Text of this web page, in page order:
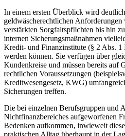
In einem ersten Überblick wird
geldwäscherechtlichen Anforderungen
verstärkten Sorgfaltspflichten bis hin
internen Sicherungsmaßnahmen
Kredit- und Finanzinstitute (§ 2 Abs.
werden können. Sie verfügen über
Kundenkreise und müssen bereits auf
rechtlichen Voraussetzungen
Kreditwesengesetz, KWG)
Sicherungen treffen.
Die bei einzelnen Berufsgruppen und
Nichtfinanzbereiches aufgeworfenen
Bedenken aufkommen, inwieweit
praktischen Alltag überhaupt in der